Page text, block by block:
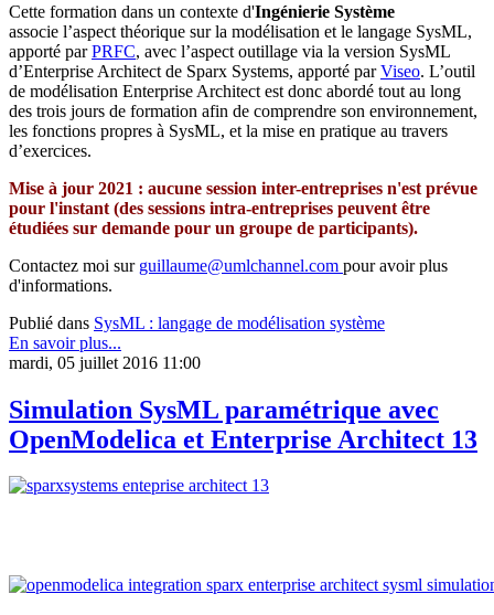
Cette formation dans un contexte d'Ingénierie Système
associe l’aspect théorique sur la modélisation et le langage SysML,
apporté parPRFC, avec l’aspect outillage via la version SysML
d’Enterprise Architect de Sparx Systems, apporté parViseo. L’outil
de modélisation Enterprise Architect est donc abordé tout au long
des trois jours de formation afin de comprendre son environnement,
les fonctions propres à SysML, et la mise en pratique au travers
d’exercices.
Mise à jour 2021 : aucune session inter-entreprises n'est prévue
pour l'instant (des sessions intra-entreprises peuvent être
étudiées sur demande pour un groupe de participants).
Contactez moi sur guillaume@umlchannel.com pour avoir plus
d'informations.
Publié dans SysML : langage de modélisation système
En savoir plus...
mardi, 05 juillet 2016 11:00
Simulation SysML paramétrique avec
OpenModelica et Enterprise Architect 13